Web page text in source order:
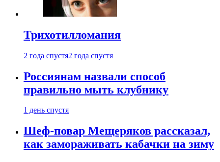
Трихотилломания
2 года спустя2 года спустя
Россиянам назвали способ
правильно мыть клубнику
1 день спустя
Шеф-повар Мещеряков рассказал,
как замораживать кабачки на зиму